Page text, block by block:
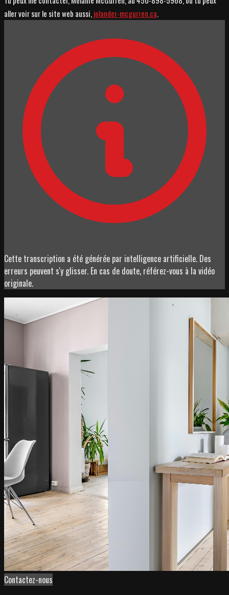
aller voir sur le site web aussi,jolander-mcgurren.ca.
Cette transcription a été générée par intelligence artificielle. Des
erreurs peuvent s'y glisser. En cas de doute, référez-vous à la vidéo
originale.
Contactez-nous